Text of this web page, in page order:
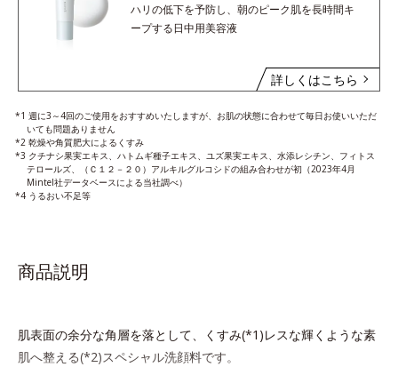
ハリの低下を予防し、朝のピーク肌を長時間キ
ープする日中用美容液
詳しくはこちら
*1 週に3～4回のご使用をおすすめいたしますが、お肌の状態に合わせて毎日お使いいただ
いても問題ありません
*2 乾燥や角質肥大によるくすみ
*3 クチナシ果実エキス、ハトムギ種子エキス、ユズ果実エキス、水添レシチン、フィトス
テロールズ、（Ｃ１２－２０）アルキルグルコシドの組み合わせが初（2023年4月
Mintel社データベースによる当社調べ）
*4 うるおい不足等
商品説明
肌表面の余分な角層を落として、くすみ(*1)レスな輝くような素
肌へ整える(*2)スペシャル洗顔料です。